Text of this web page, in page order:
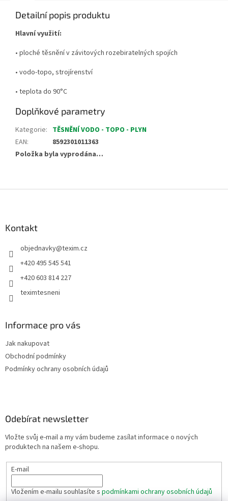
Detailní popis produktu
Hlavní využití:
• ploché těsnění v závitových rozebiratelných spojích
• vodo-topo, strojírenství
• teplota do 90°C
Doplňkové parametry
Kategorie: TĚSNĚNÍ VODO - TOPO - PLYN
EAN:
8592301011363
Položka byla vyprodána…
Kontakt
objednavky@texim.cz
+420 495 545 541
+420 603 814 227
teximtesneni
Informace pro vás
Jak nakupovat
Obchodní podmínky
Podmínky ochrany osobních údajů
Odebírat newsletter
Vložte svůj e-mail a my vám budeme zasílat informace o nových
produktech na našem e-shopu.
E-mail
Vložením e-mailu souhlasíte s podmínkami ochrany osobních údajů